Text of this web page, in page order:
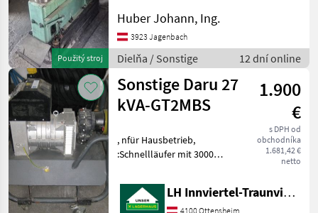
Použitý stroj
Esse samt Wasser und
Kohlebecken, Gesenke,
Zangen und Schraubstock
Dielňa Vybavenie di
Huber Johann, Ing.
3923 Jagenbach
Dielňa / Sonstige 12 dní online
Sonstige Daru 27
kVA-GT2MBS
1.900
€
s DPH od
obchodníka
1.681,42 €
netto
, nfür Hausbetrieb,
:Schnellläufer mit 3000
LH Innviertel-Traunviertel-Urfahr eGen, Ottensheim
4100 Ottensheim